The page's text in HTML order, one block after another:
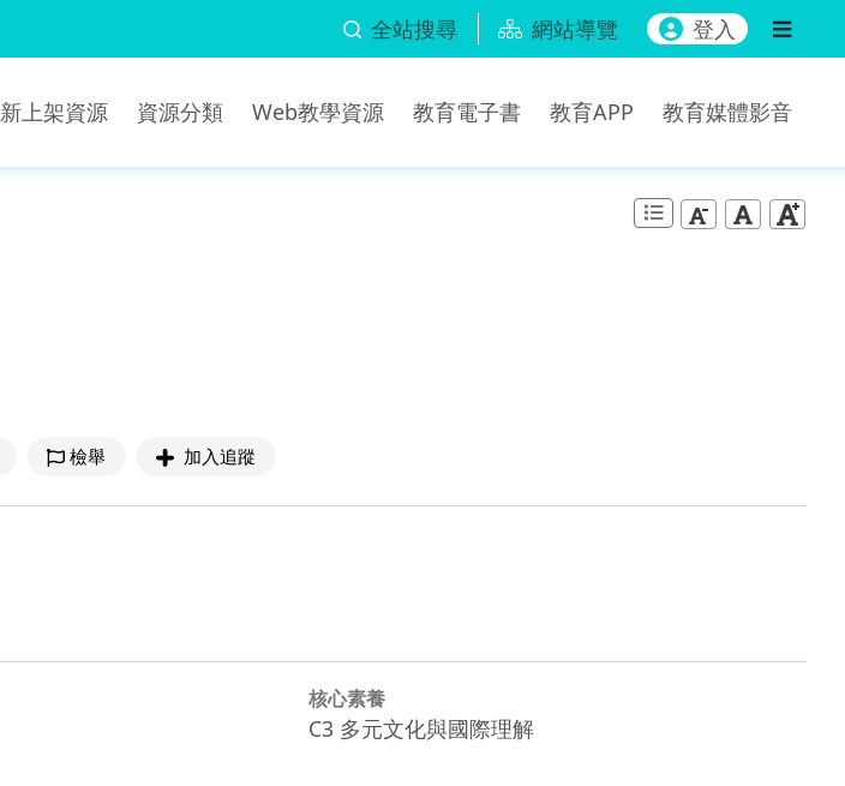
全站搜尋 網站導覽 登入
新上架資源 資源分類 Web教學資源 教育電子書 教育APP 教育媒體影音
檢舉 加入追蹤
核心素養
C3 多元文化與國際理解